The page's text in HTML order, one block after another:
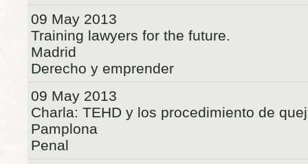
09 May 2013
Training lawyers for the future.
Madrid
Derecho y emprender
09 May 2013
Charla: TEHD y los procedimiento de
Pamplona
Penal